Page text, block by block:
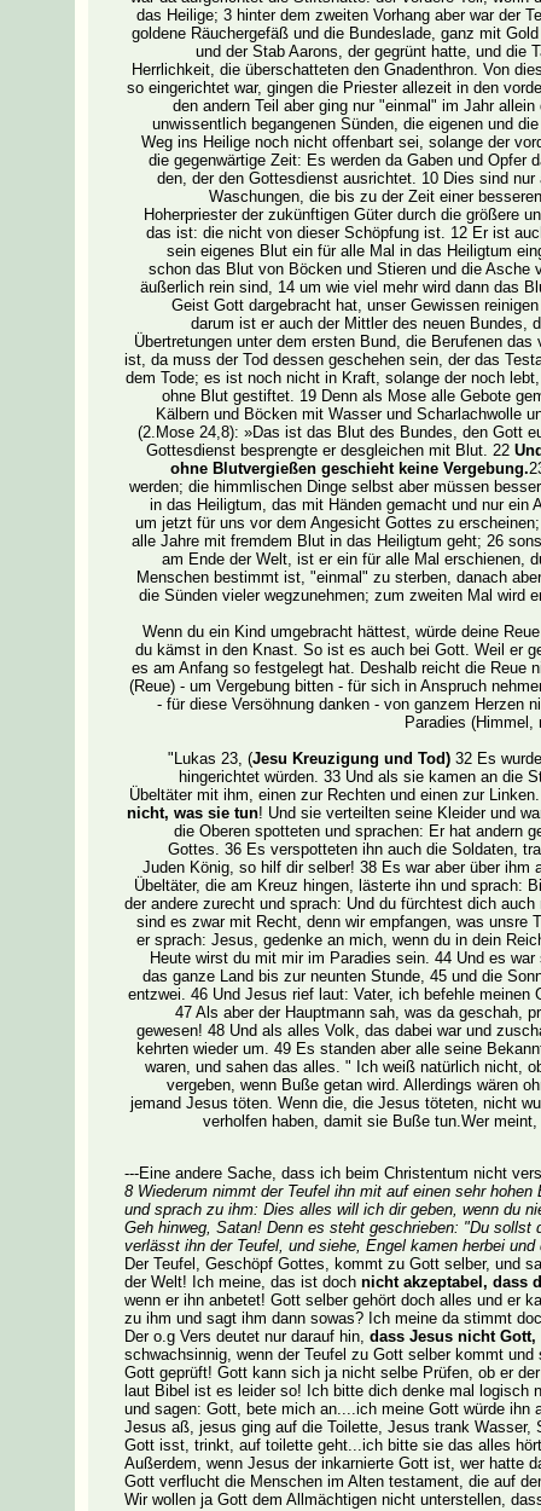
das Heilige; 3 hinter dem zweiten Vorhang aber war der
goldene Räuchergefäß und die Bundeslade, ganz mit
und der Stab Aarons, der gegrünt hatte, und die
Herrlichkeit, die überschatteten den Gnadenthron. Von
so eingerichtet war, gingen die Priester allezeit in den
den andern Teil aber ging nur "einmal" im Jahr
unwissentlich begangenen Sünden, die eigenen und
Weg ins Heilige noch nicht offenbart sei, solange der
die gegenwärtige Zeit: Es werden da Gaben und Opfer
den, der den Gottesdienst ausrichtet. 10 Dies sind
Waschungen, die bis zu der Zeit einer
Hoherpriester der zukünftigen Güter durch die größere
das ist: die nicht von dieser Schöpfung ist. 12 Er ist
sein eigenes Blut ein für alle Mal in das Heiligtum
schon das Blut von Böcken und Stieren und die Asche
äußerlich rein sind, 14 um wie viel mehr wird dann das
Geist Gott dargebracht hat, unser Gewissen
darum ist er auch der Mittler des neuen Bundes,
Übertretungen unter dem ersten Bund, die Berufenen
ist, da muss der Tod dessen geschehen sein, der das
dem Tode; es ist noch nicht in Kraft, solange der noch
ohne Blut gestiftet. 19 Denn als Mose alle Gebote
Kälbern und Böcken mit Wasser und Scharlachwolle
(2.Mose 24,8): »Das ist das Blut des Bundes, den Gott
Gottesdienst besprengte er desgleichen mit Blut. 22
ohne Blutvergießen geschieht keine Vergebung.
werden; die himmlischen Dinge selbst aber müssen
in das Heiligtum, das mit Händen gemacht und nur
um jetzt für uns vor dem Angesicht Gottes zu
alle Jahre mit fremdem Blut in das Heiligtum geht; 26
am Ende der Welt, ist er ein für alle Mal erschienen,
Menschen bestimmt ist, "einmal" zu sterben, danach
die Sünden vieler wegzunehmen; zum zweiten Mal wird
Wenn du ein Kind umgebracht hättest, würde deine
du kämst in den Knast. So ist es auch bei Gott. Weil er
es am Anfang so festgelegt hat. Deshalb reicht die Reue
(Reue) - um Vergebung bitten - für sich in Anspruch
- für diese Versöhnung danken - von ganzem Herzen
Paradies
"Lukas 23, (Jesu Kreuzigung und Tod)32 Es
hingerichtet würden. 33 Und als sie kamen an die
Übeltäter mit ihm, einen zur Rechten und einen zur
nicht, was sie tun! Und sie verteilten seine Kleider und
die Oberen spotteten und sprachen: Er hat andern
Gottes. 36 Es verspotteten ihn auch die Soldaten,
Juden König, so hilf dir selber! 38 Es war aber über
Übeltäter, die am Kreuz hingen, lästerte ihn und sprach:
der andere zurecht und sprach: Und du fürchtest dich
sind es zwar mit Recht, denn wir empfangen, was unsre
er sprach: Jesus, gedenke an mich, wenn du in dein
Heute wirst du mit mir im Paradies sein. 44 Und es
das ganze Land bis zur neunten Stunde, 45 und die
entzwei. 46 Und Jesus rief laut: Vater, ich befehle
47 Als aber der Hauptmann sah, was da geschah,
gewesen! 48 Und als alles Volk, das dabei war und
kehrten wieder um. 49 Es standen aber alle seine
waren, und sahen das alles. " Ich weiß natürlich nicht,
vergeben, wenn Buße getan wird. Allerdings wären
jemand Jesus töten. Wenn die, die Jesus töteten, nicht
verholfen haben, damit sie Buße tun.Wer
---Eine andere Sache, dass ich beim Christentum nicht
8 Wiederum nimmt der Teufel ihn mit auf einen sehr
und sprach zu ihm: Dies alles will ich dir geben, wenn du
Geh hinweg, Satan! Denn es steht geschrieben: "Du sollst
verlässt ihn der Teufel, und siehe, Engel kamen herbei und
Der Teufel, Geschöpf Gottes, kommt zu Gott selber, und
der Welt! Ich meine, das ist doch nicht akzeptabel, dass
wenn er ihn anbetet! Gott selber gehört doch alles und er
zu ihm und sagt ihm dann sowas? Ich meine da stimmt
Der o.g Vers deutet nur darauf hin, dass Jesus nicht
schwachsinnig, wenn der Teufel zu Gott selber kommt
Gott geprüft! Gott kann sich ja nicht selbe Prüfen, ob er
laut Bibel ist es leider so! Ich bitte dich denke mal logisch
und sagen: Gott, bete mich an....ich meine Gott würde
Jesus aß, jesus ging auf die Toilette, Jesus trank
Gott isst, trinkt, auf toilette geht...ich bitte sie das alles
Außerdem, wenn Jesus der inkarnierte Gott ist, wer hatte
Gott verflucht die Menschen im Alten testament, die auf
Wir wollen ja Gott dem Allmächtigen nicht unterstellen,